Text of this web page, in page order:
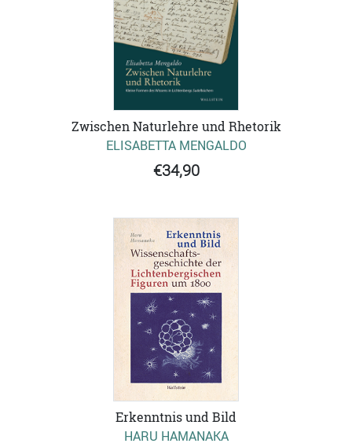
Zwischen Naturlehre und Rhetorik
ELISABETTA MENGALDO
€34,90
Erkenntnis und Bild
HARU HAMANAKA